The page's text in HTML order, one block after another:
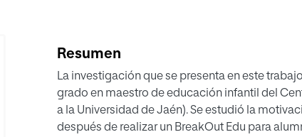
Resumen
La investigación que se presenta en este
grado en maestro de educación infantil del
a la Universidad de Jaén). Se estudió la
después de realizar un BreakOut Edu para